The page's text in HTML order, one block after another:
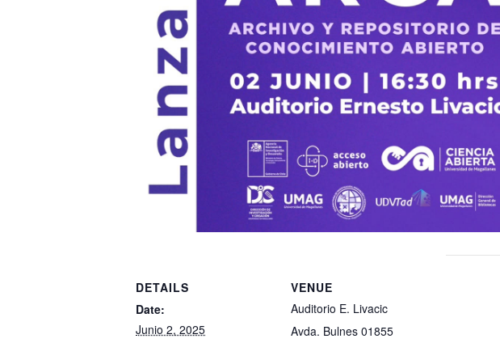
DETAILS
Date:
Junio 2, 2025
VENUE
Auditorio E. Livacic
Avda. Bulnes 01855